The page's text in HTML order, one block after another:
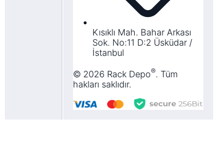
Kısıklı Mah. Bahar Arkası
Sok. No:11 D:2 Üsküdar /
İstanbul
© 2026 Rack Depo®. Tüm
hakları saklıdır.